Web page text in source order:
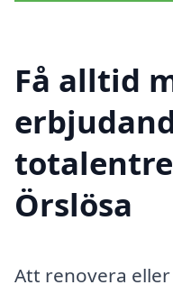
Få alltid
Örslösa
Att renovera